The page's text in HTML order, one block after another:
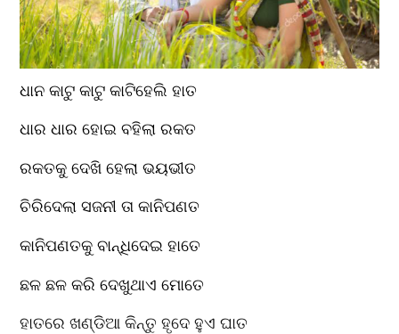
ଧାନ କାଟୁ କାଟୁ କାଟିହେଲି ହାତ
ଧାର ଧାର ହୋଇ ବହିଲା ରକତ
ରକତକୁ ଦେଖି ହେଲା ଭୟଭୀତ
ଚିରିଦେଲା ସଜନୀ ତା କାନିପଣତ
କାନିପଣତକୁ ବାନ୍ଧିଦେଇ ହାତେ
ଛଳ ଛଳ କରି ଦେଖୁଥାଏ ମୋତେ
ହାତରେ ଖଣ୍ଡିଆ କିନ୍ତୁ ହୃଦେ ହୁଏ ଘାତ